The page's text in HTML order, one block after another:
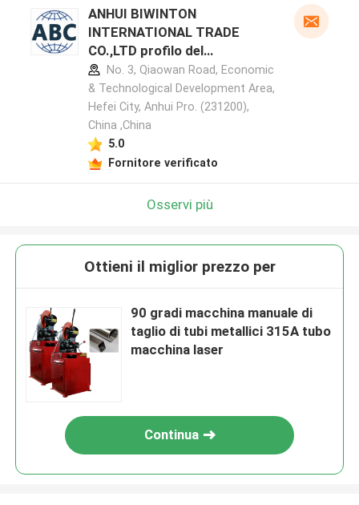
ANHUI BIWINTON
INTERNATIONAL TRADE
CO.,LTD profilo del
produttore
No. 3, Qiaowan Road, Economic
& Technological Development Area,
Hefei City, Anhui Pro. (231200),
China ,China
5.0
Fornitore verificato
Osservi più
Ottieni il miglior prezzo per
90 gradi macchina manuale di
taglio di tubi metallici 315A tubo
macchina laser
Continua